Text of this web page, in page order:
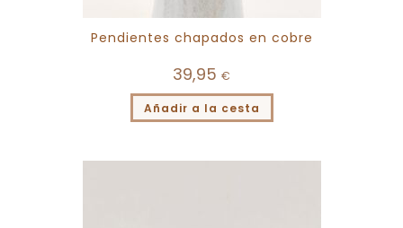
Pendientes chapados en cobre
39,95 €
Añadir a la cesta